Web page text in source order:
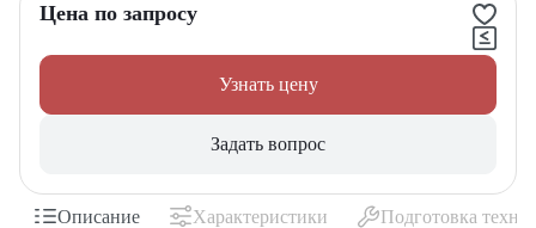
Цена по запросу
Узнать цену
Задать вопрос
Описание Характеристики Подготовка